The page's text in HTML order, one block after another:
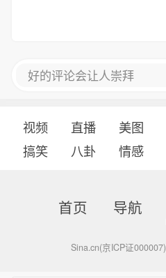
好的评论会让人崇拜
视频 直播 美图
搞笑
八卦 情感
首页 导航
Sina.cn(京ICP证000007)